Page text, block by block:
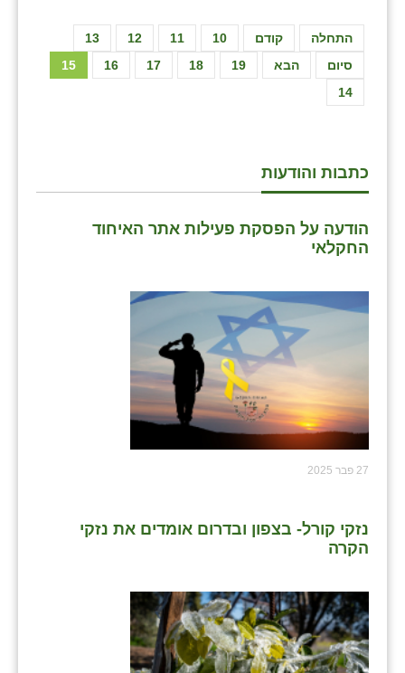
התחלה קודם 10
11
12
13
14
15 16 17 18 19 הבא סיום
כתבות והודעות
הודעה על הפסקת פעילות אתר האיחוד
החקלאי
27 פבר 2025
נזקי קורל- בצפון ובדרום אומדים את נזקי
הקרה